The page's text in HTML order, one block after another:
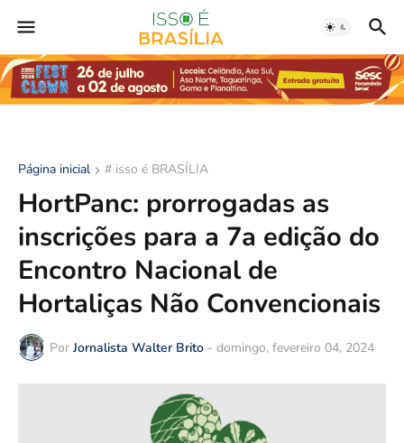
Página inicial # isso é BRASÍLIA
HortPanc: prorrogadas as
inscrições para a 7a edição do
Encontro Nacional de
Hortaliças Não Convencionais
Por Jornalista Walter Brito - domingo, fevereiro 04, 2024